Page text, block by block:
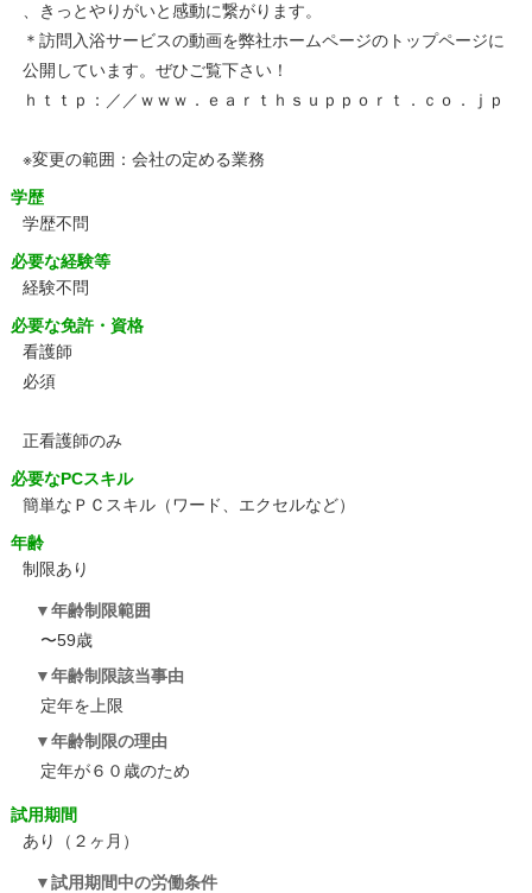
、きっとやりがいと感動に繋がります。
＊訪問入浴サービスの動画を弊社ホームページのトップページに
公開しています。ぜひご覧下さい！
ｈｔｔｐ：／／ｗｗｗ．ｅａｒｔｈｓｕｐｐｏｒｔ．ｃｏ．ｊｐ
※変更の範囲：会社の定める業務
学歴
学歴不問
必要な経験等
経験不問
必要な免許・資格
看護師
必須
正看護師のみ
必要なPCスキル
簡単なＰＣスキル（ワード、エクセルなど）
年齢
制限あり
年齢制限範囲
〜59歳
年齢制限該当事由
定年を上限
年齢制限の理由
定年が６０歳のため
試用期間
あり（２ヶ月）
試用期間中の労働条件